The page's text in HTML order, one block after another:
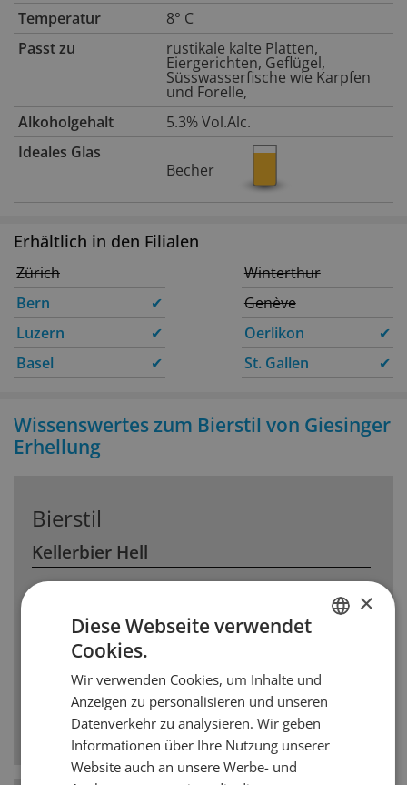
Temperatur
8° C
Passt zu
rustikale kalte Platten,
Eiergerichten, Geflügel,
Süsswasserfische wie Karpfen
und Forelle,
Alkoholgehalt
5.3% Vol.Alc.
Ideales Glas
Becher
Erhältlich in den Filialen
Zürich
Bern
✔
Luzern
✔
Basel
✔
Winterthur
Genève
Oerlikon
✔
St. Gallen
✔
Wissenswertes zum Bierstil von Giesinger
Erhellung
Bierstil
Kellerbier Hell
Bei einem Kellerbier handelt es sich um ein
Alkoholgehalt, wodurch sich seine
Lagerungsfähigkeit erhöht. Geschmacklich ist das
Kellerbier infolge der Hopfung etwas
aromatischer als das Zwickel. Im Mittelalter, als
es noch keine Kühlschränke gab, wurde es
vorzugsweise im Keller gelagert.
FRENCH
×
Diese Webseite verwendet
Cookies.
Wir verwenden Cookies, um Inhalte und
Anzeigen zu personalisieren und unseren
Datenverkehr zu analysieren. Wir geben
Informationen über Ihre Nutzung unserer
Website auch an unsere Werbe- und